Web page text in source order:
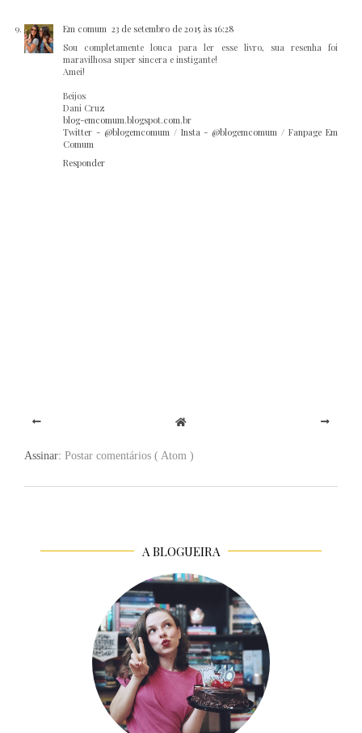
Em comum 23 de setembro de 2015 às 16:28
Sou completamente louca para ler esse livro, sua resenha foi
maravilhosa super sincera e instigante!
Amei!
Beijos
Dani Cruz
blog-emcomum.blogspot.com.br
Twitter - @blogemcomum / Insta - @blogemcomum /Fanpage Em
Comum
Responder
Assinar: Postar comentários ( Atom )
A BLOGUEIRA